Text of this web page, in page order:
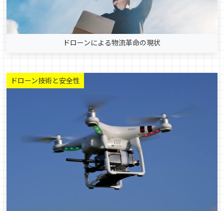
ドローンによる物流革命の現状
ドローン技術と安全性